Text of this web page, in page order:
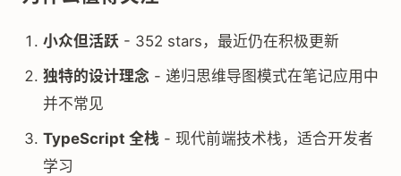
小众但活跃 - 352 stars，最近仍在积极更新
独特的设计理念 - 递归思维导图模式在笔记应用中
并不常见
TypeScript 全栈 - 现代前端技术栈，适合开发者
学习